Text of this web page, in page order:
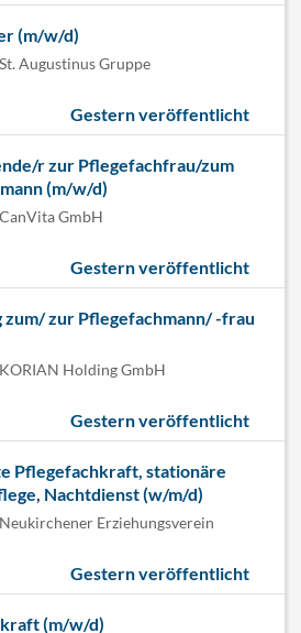
(m/w/d)
St. Augustinus Gruppe
Gestern veröffentlicht
r zur Pflegefachfrau/zum
(m/w/d)
CanVita GmbH
Gestern veröffentlicht
zum/ zur Pflegefachmann/ -frau
KORIAN Holding GmbH
Gestern veröffentlicht
Pflegefachkraft, stationäre
Nachtdienst (w/m/d)
Neukirchener Erziehungsverein
Gestern veröffentlicht
(m/w/d)